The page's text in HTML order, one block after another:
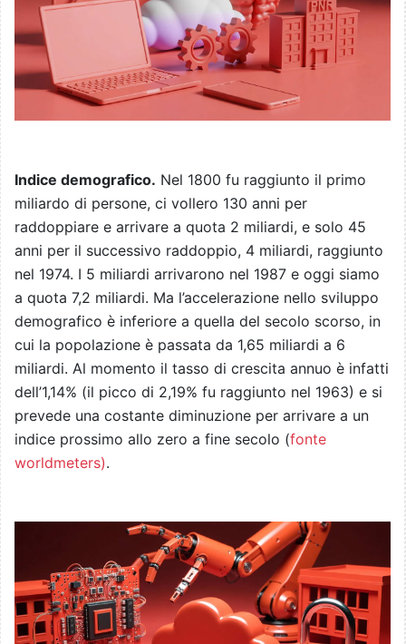
Indice demografico. Nel 1800 fu raggiunto il primo
miliardo di persone, ci vollero 130 anni per
raddoppiare e arrivare a quota 2 miliardi, e solo 45
anni per il successivo raddoppio, 4 miliardi, raggiunto
nel 1974. I 5 miliardi arrivarono nel 1987 e oggi siamo
a quota 7,2 miliardi. Ma l’accelerazione nello sviluppo
demografico è inferiore a quella del secolo scorso, in
cui la popolazione è passata da 1,65 miliardi a 6
miliardi. Al momento il tasso di crescita annuo è infatti
dell’1,14% (il picco di 2,19% fu raggiunto nel 1963) e si
prevede una costante diminuzione per arrivare a un
indice prossimo allo zero a fine secolo (fonte
worldmeters).